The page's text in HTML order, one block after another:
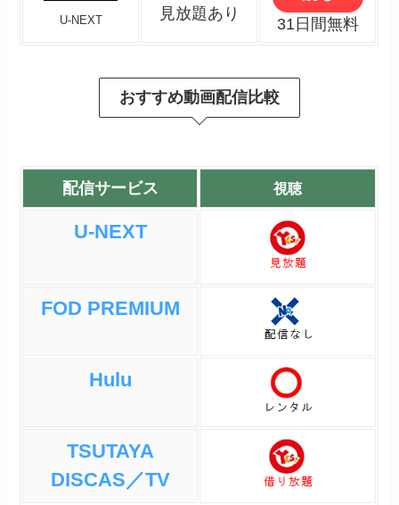
U-NEXT 見放題あり
31日間無料
おすすめ動画配信比較
配信サービス 視聴
U-NEXT
FOD PREMIUM
Hulu
TSUTAYA
DISCAS／TV